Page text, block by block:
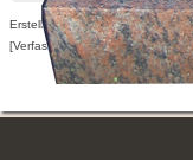
Erstellt am 26.08.2013,
[Verfasser nur für angemeldete